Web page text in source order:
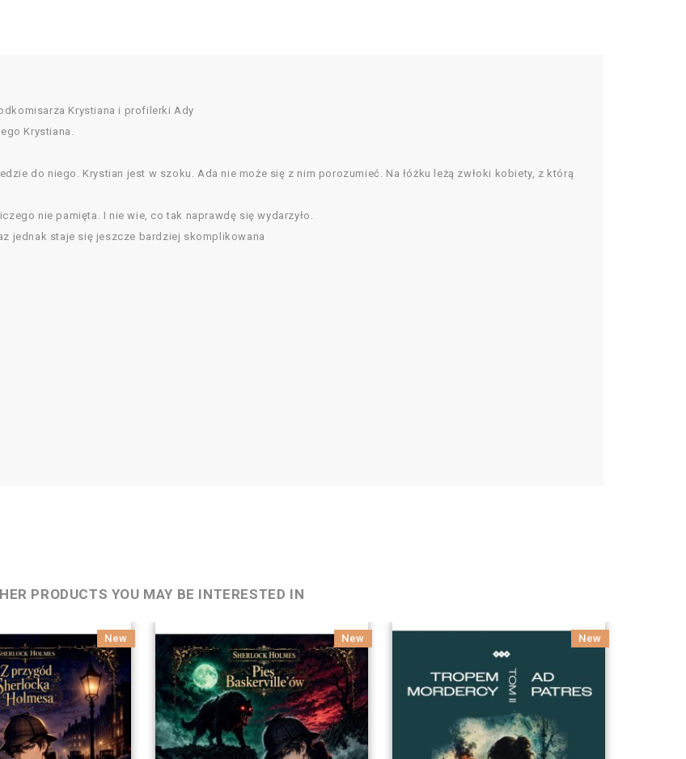
Krystiana i profilerki Ady
Krystiana.
do niego. Krystian jest w szoku. Ada nie może się z nim porozumieć. Na łóżku leżą zwłoki kobiety, z którą
nie pamięta. I nie wie, co tak naprawdę się wydarzyło.
jednak staje się jeszcze bardziej skomplikowana
PRODUCTS YOU MAY BE INTERESTED IN
New New New